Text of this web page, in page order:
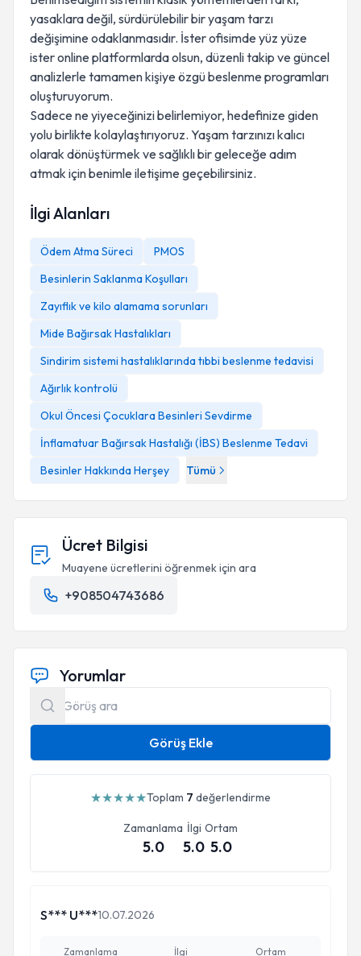
yasaklara değil, sürdürülebilir bir yaşam tarzı
değişimine odaklanmasıdır. İster ofisimde yüz yüze
ister online platformlarda olsun, düzenli takip ve güncel
analizlerle tamamen kişiye özgü beslenme programları
oluşturuyorum.
Sadece ne yiyeceğinizi belirlemiyor, hedefinize giden
yolu birlikte kolaylaştırıyoruz. Yaşam tarzınızı kalıcı
olarak dönüştürmek ve sağlıklı bir geleceğe adım
atmak için benimle iletişime geçebilirsiniz.
İlgi Alanları
Ödem Atma Süreci
PMOS
Besinlerin Saklanma Koşulları
Zayıflık ve kilo alamama sorunları
Mide Bağırsak Hastalıkları
Sindirim sistemi hastalıklarında tıbbi beslenme tedavisi
Ağırlık kontrolü
Okul Öncesi Çocuklara Besinleri Sevdirme
İnflamatuar Bağırsak Hastalığı (İBS) Beslenme Tedavi
Besinler Hakkında Herşey
Tümü
Ücret Bilgisi
Muayene ücretlerini öğrenmek için ara
+908504743686
Yorumlar
Görüş Ekle
★★★★★Toplam 7 değerlendirme
Zamanlama
5.0
İlgi
5.0
Ortam
5.0
S*** U***10.07.2026
Zamanlama İlgi Ortam